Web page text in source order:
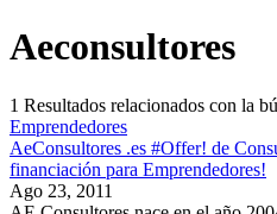
Aeconsultores
1 Resultados relacionados con la
Emprendedores
AeConsultores .es #Offer! de
financiación para Emprendedores!
Ago 23, 2011